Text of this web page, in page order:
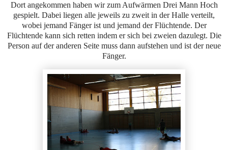
Dort angekommen haben wir zum Aufwärmen Drei Mann Hoch
gespielt. Dabei liegen alle jeweils zu zweit in der Halle verteilt,
wobei jemand Fänger ist und jemand der Flüchtende. Der
Flüchtende kann sich retten indem er sich bei zweien dazulegt. Die
Person auf der anderen Seite muss dann aufstehen und ist der neue
Fänger.